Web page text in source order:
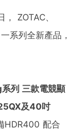
ZOTAC、
系列全新產品，
系列 三款電競顯
及40吋
HDR400 配合